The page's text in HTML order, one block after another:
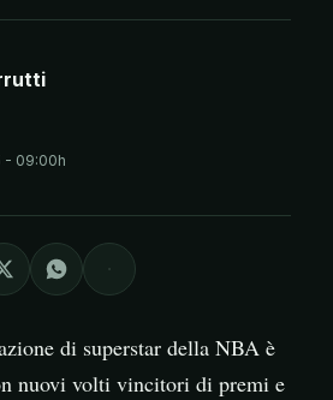
- 09:00h
di superstar della NBA è
nuovi volti vincitori di premi e